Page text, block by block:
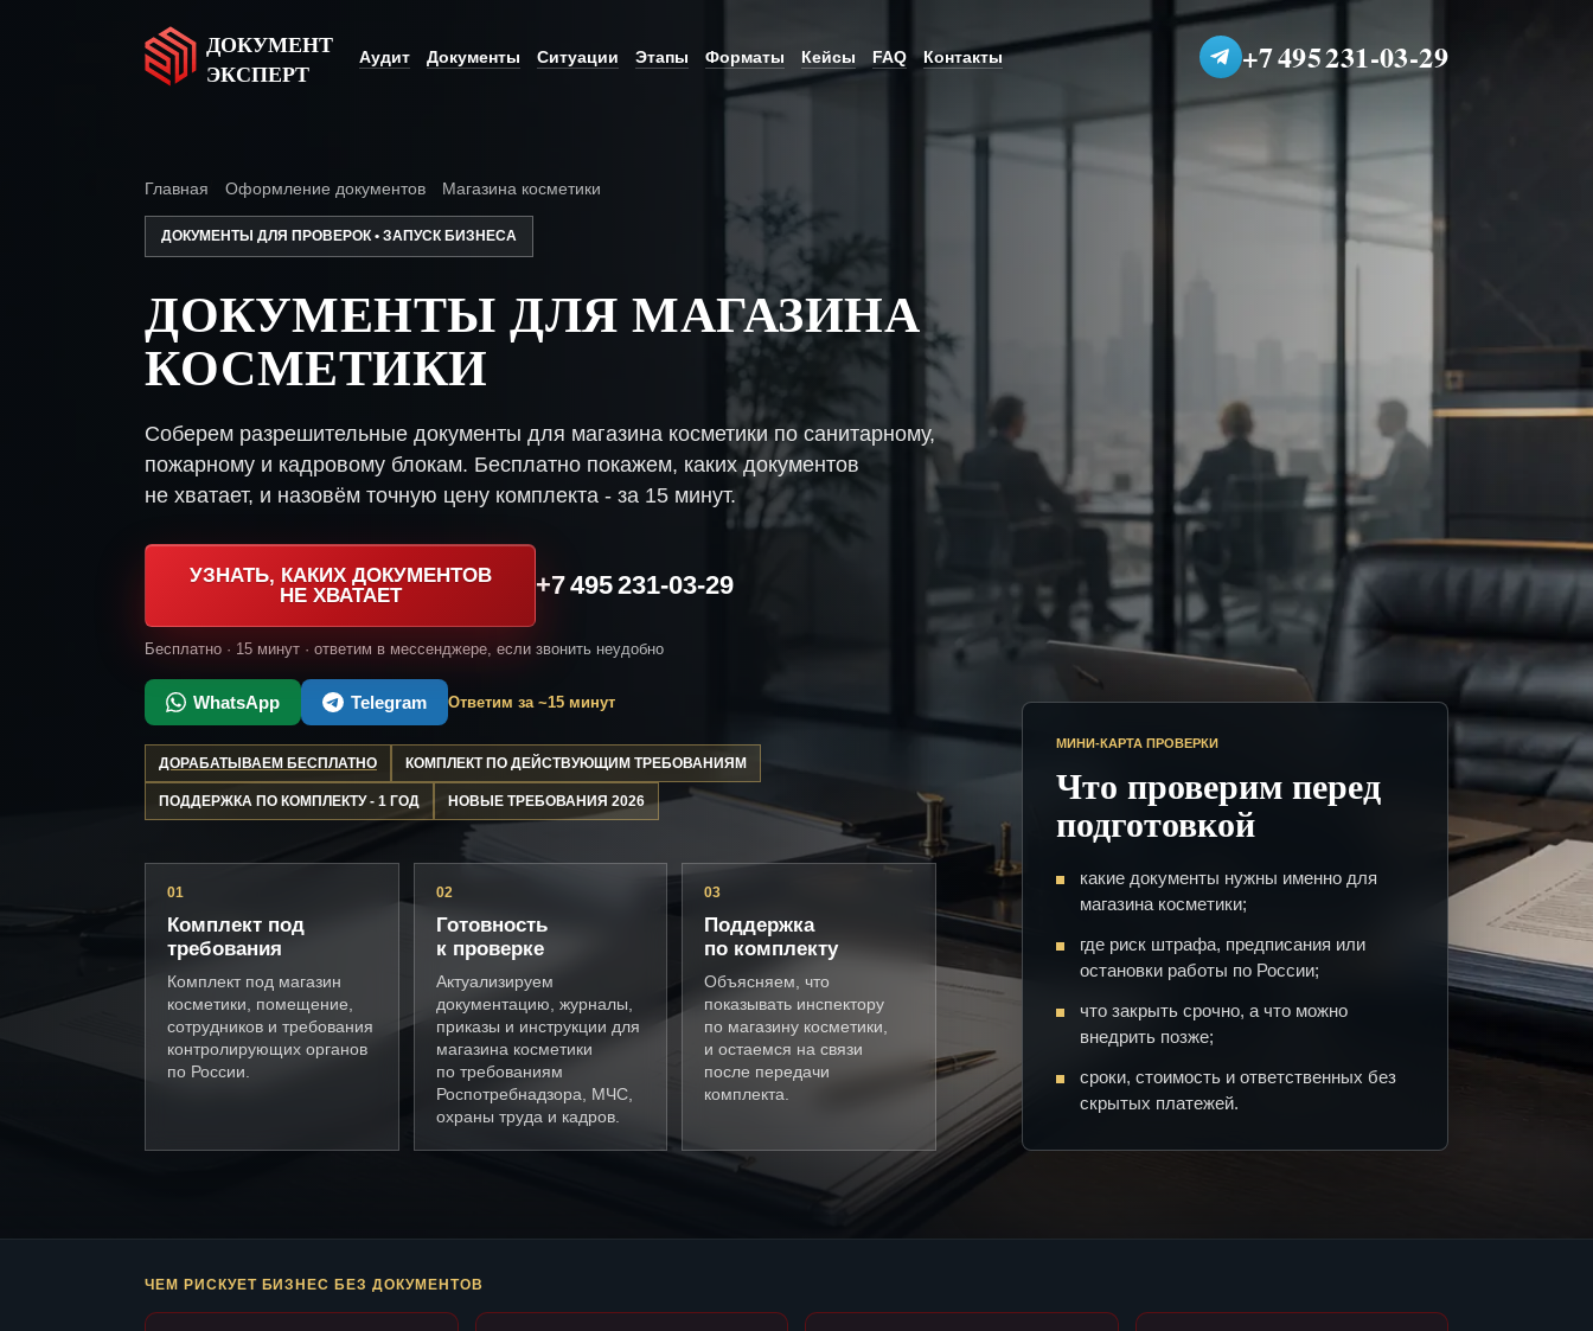
ДОКУМЕНТ
ЭКСПЕРТ
Аудит Документы Ситуации Этапы Форматы Кейсы FAQ Контакты +7 495 231-03-29
Главная Оформление документов Магазина косметики
ДОКУМЕНТЫ ДЛЯ ПРОВЕРОК • ЗАПУСК БИЗНЕСА
ДОКУМЕНТЫ ДЛЯ МАГАЗИНА
КОСМЕТИКИ
Соберем разрешительные документы для магазина косметики по санитарному,
пожарному и кадровому блокам. Бесплатно покажем, каких документов
не хватает, и назовём точную цену комплекта - за 15 минут.
УЗНАТЬ, КАКИХ ДОКУМЕНТОВ
НЕ ХВАТАЕТ
+7 495 231-03-29
Бесплатно · 15 минут · ответим в мессенджере, если звонить неудобно
WhatsApp Telegram Ответим за ~15 минут
ДОРАБАТЫВАЕМ БЕСПЛАТНО КОМПЛЕКТ ПО ДЕЙСТВУЮЩИМ ТРЕБОВАНИЯМ
ПОДДЕРЖКА ПО КОМПЛЕКТУ - 1 ГОД НОВЫЕ ТРЕБОВАНИЯ 2026
01
Комплект под
требования
Комплект под магазин
косметики, помещение,
сотрудников и требования
контролирующих органов
по России.
02
Готовность
к проверке
Актуализируем
документацию, журналы,
приказы и инструкции для
магазина косметики
по требованиям
Роспотребнадзора, МЧС,
охраны труда и кадров.
03
Поддержка
по комплекту
Объясняем, что
показывать инспектору
по магазину косметики,
и остаемся на связи
после передачи
комплекта.
МИНИ-КАРТА ПРОВЕРКИ
Что проверим перед
подготовкой
какие документы нужны именно для
магазина косметики;
где риск штрафа, предписания или
остановки работы по России;
что закрыть срочно, а что можно
внедрить позже;
сроки, стоимость и ответственных без
скрытых платежей.
ЧЕМ РИСКУЕТ БИЗНЕС БЕЗ ДОКУМЕНТОВ